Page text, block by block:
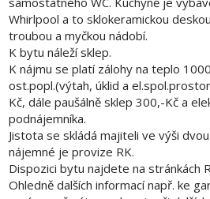
Whirlpool a to sklokeramickou
troubou a myčkou nádobí.
K bytu náleží sklep.
K nájmu se platí zálohy na teplo
ost.popl.(výtah, úklid a
Kč, dále paušálně sklep 300,-Kč a
podnájemníka.
Jistota se skládá majiteli ve výši
nájemné je provize RK.
Dispozici bytu najdete na stránkách
Ohledně dalších informací např. ke